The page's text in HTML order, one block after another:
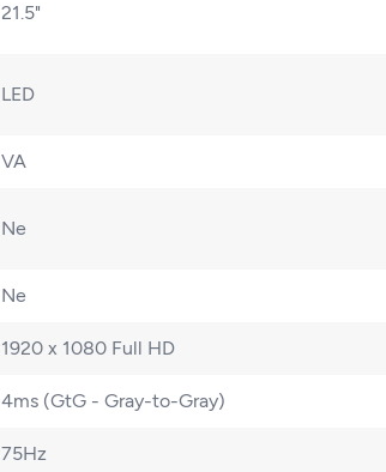
21.5"
LED
VA
Ne
Ne
1920 x 1080 Full HD
4ms (GtG - Gray-to-Gray)
75Hz